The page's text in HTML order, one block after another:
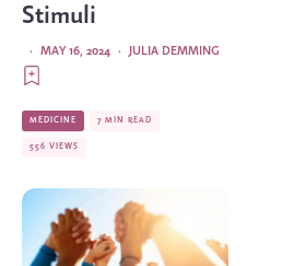
Stimuli
JULIA DEMMING
·
MAY 16, 2024
·
MEDICINE 7 MIN READ
556 VIEWS